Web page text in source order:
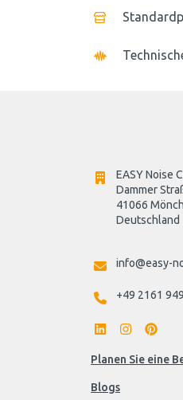
EASY Noise
Dammer
41066
Deutschland
info@easy-
+49 2161
Planen Sie eine
Blogs